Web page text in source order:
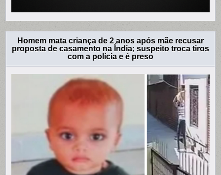
Homem mata criança de 2 anos após mãe recusar
proposta de casamento na Índia; suspeito troca tiros
com a polícia e é preso